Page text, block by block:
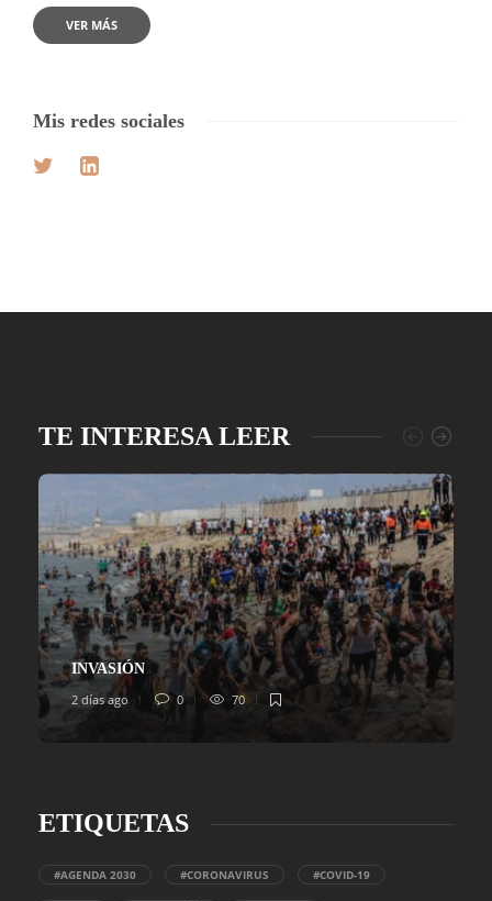
VER MÁS
Mis redes sociales
TE INTERESA LEER
INVASIÓN
2 días ago
0 70
ETIQUETAS
#AGENDA 2030 #CORONAVIRUS #COVID-19